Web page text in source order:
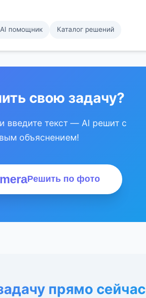
AI помощник Каталог решений
свою задачу?
введите текст — AI решит с
объяснением!
Решить по фото
прямо сейчас